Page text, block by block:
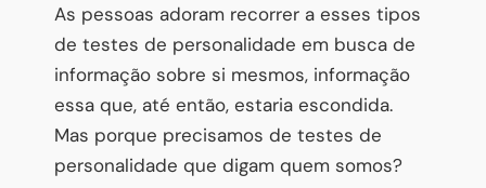
As pessoas adoram recorrer a esses tipos
de testes de personalidade em busca de
informação sobre si mesmos, informação
essa que, até então, estaria escondida.
Mas porque precisamos de testes de
personalidade que digam quem somos?